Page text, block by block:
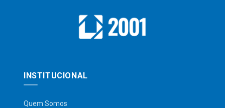
INSTITUCIONAL
Quem Somos